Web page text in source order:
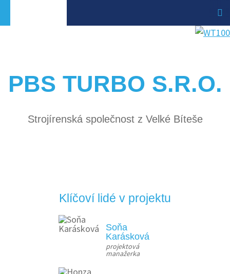
PBS TURBO S.R.O.
Strojírenská společnost z Velké Bíteše
Klíčoví lidé v projektu
Soňa
Karásková
projektová
manažerka